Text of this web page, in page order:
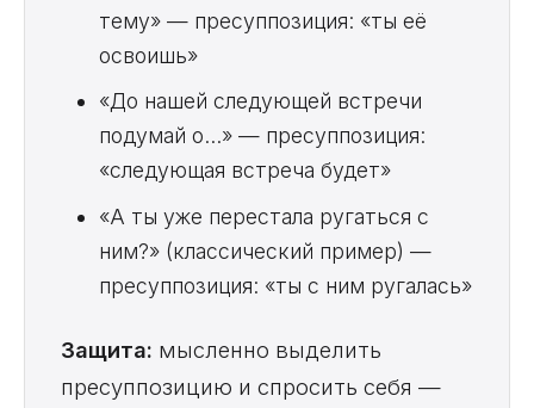
тему» — пресуппозиция: «ты её
освоишь»
«До нашей следующей встречи
подумай о...» — пресуппозиция:
«следующая встреча будет»
«А ты уже перестала ругаться с
ним?» (классический пример) —
пресуппозиция: «ты с ним ругалась»
Защита: мысленно выделить
пресуппозицию и спросить себя —